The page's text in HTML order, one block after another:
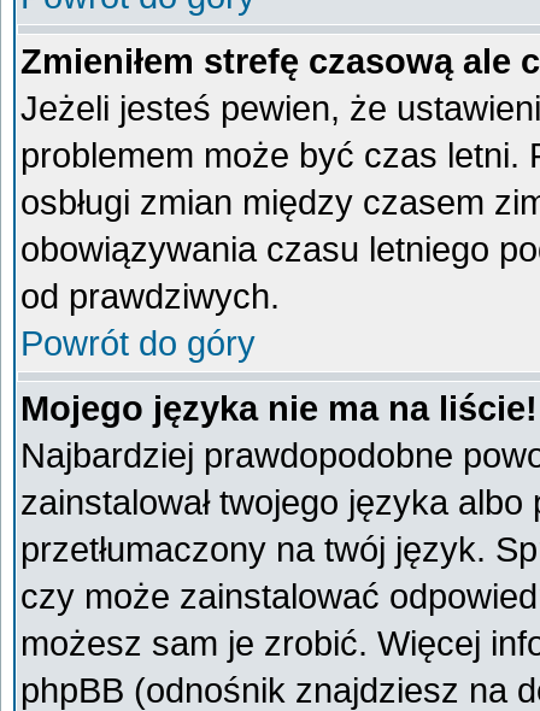
Zmieniłem strefę czasową ale
Jeżeli jesteś pewien, że
problemem może być czas letni.
osbługi zmian między czasem
obowiązywania czasu letniego
od prawdziwych.
Powrót do góry
Mojego języka nie ma na liście!
Najbardziej prawdopodobne
zainstalował twojego języka
przetłumaczony na twój język.
czy może zainstalować
możesz sam je zrobić. Więcej
phpBB (odnośnik znajdziesz na